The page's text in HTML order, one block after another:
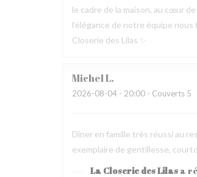
le cadre de la maison, au cœur
l’élégance de notre équipe
Closerie des Lilas ✨
MichelL
2026-08-04 - 20:00 - Couverts 5
Dîner en famille très réussi au
exemplaire de gentillesse,
La Closerie des Lilas a